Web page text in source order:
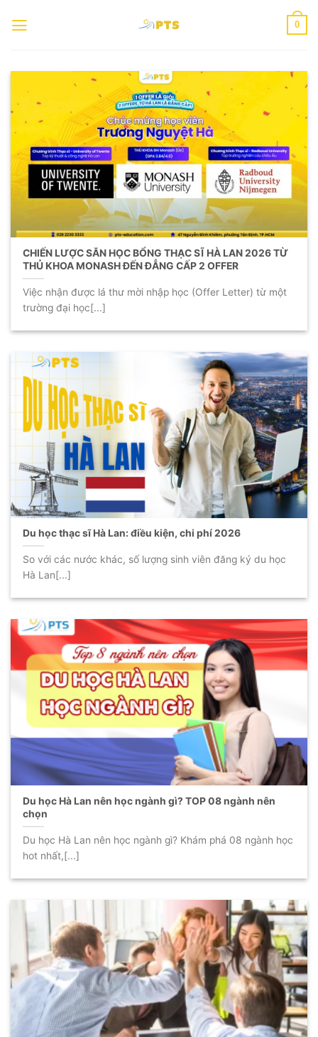
đến
0
CHIẾN LƯỢC SĂN HỌC BỔNG THẠC SĨ HÀ LAN 2026 TỪ
THỦ KHOA MONASH ĐẾN ĐẲNG CẤP 2 OFFER
Việc nhận được lá thư mời nhập học (Offer Letter) từ một
trường đại học[...]
Du học thạc sĩ Hà Lan: điều kiện, chi phí 2026
So với các nước khác, số lượng sinh viên đăng ký du học
Hà Lan[...]
Du học Hà Lan nên học ngành gì? TOP 08 ngành nên
chọn
Du học Hà Lan nên học ngành gì? Khám phá 08 ngành học
hot nhất,[...]